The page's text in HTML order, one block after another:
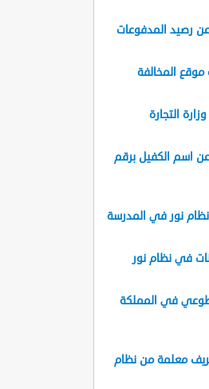
رصيد المدفوعات
المخالفة
التجارة
اسم الكفيل برقم
نور في المدرسة
في نظام نور
في المملكة
معلمة من نظام